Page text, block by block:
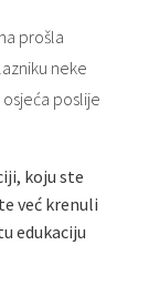
prošla
neke
poslije
koju ste
već krenuli
edukaciju